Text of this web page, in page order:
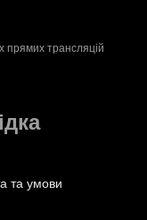
трансляцій
та умови